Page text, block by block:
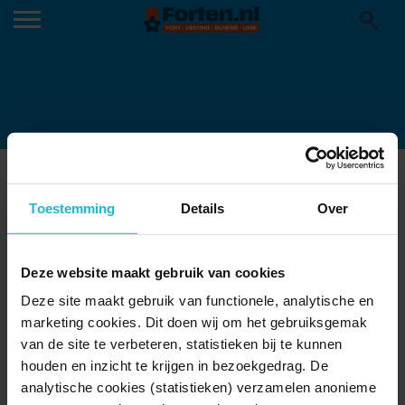
Toestemming Details Over
Deze website maakt gebruik van cookies
Deze site maakt gebruik van functionele, analytische en
marketing cookies. Dit doen wij om het gebruiksgemak
van de site te verbeteren, statistieken bij te kunnen
houden en inzicht te krijgen in bezoekgedrag. De
analytische cookies (statistieken) verzamelen anonieme
FORT SITE-100